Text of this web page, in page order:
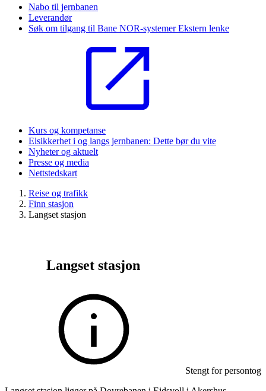
Nabo til jernbanen
Leverandør
Søk om tilgang til Bane NOR-systemerEkstern lenke
Kurs og kompetanse
Elsikkerhet i og langs jernbanen: Dette bør du vite
Nyheter og aktuelt
Presse og media
Nettstedskart
Reise og trafikk
Finn stasjon
Langset stasjon
Langset stasjon
Stengt for persontog